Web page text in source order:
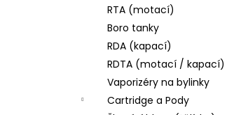
RTA (motací)
Boro tanky
RDA (kapací)
RDTA (motací / kapací)
Vaporizéry na bylinky
Cartridge a Pody